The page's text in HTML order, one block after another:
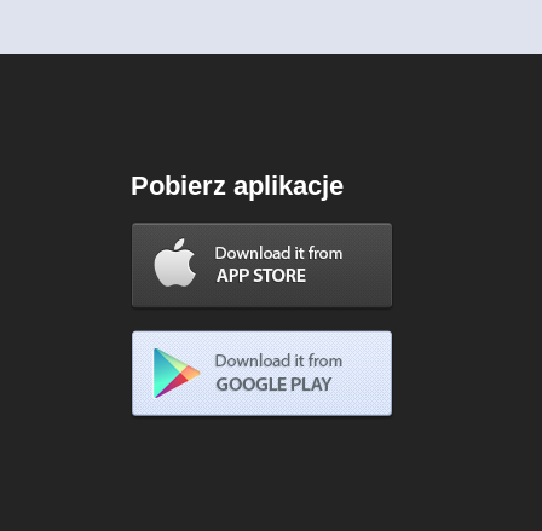
Pobierz aplikacje